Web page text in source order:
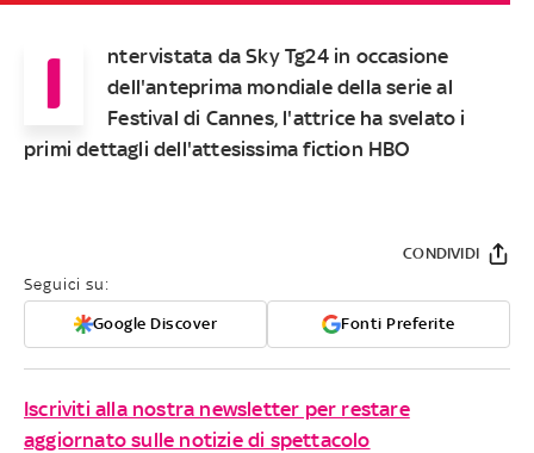
I
ntervistata da Sky Tg24 in occasione
dell'anteprima mondiale della serie al
Festival di Cannes, l'attrice ha svelato i
primi dettagli dell'attesissima fiction HBO
Seguici su:
Google Discover Fonti Preferite
CONDIVIDI
Iscriviti alla nostra newsletter per restare
aggiornato sulle notizie di spettacolo